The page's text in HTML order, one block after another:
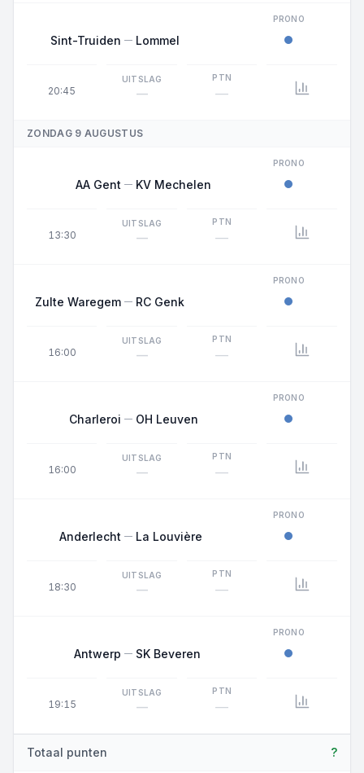
20:45
Sint-Truiden Lommel
PRONO
UITSLAG
—
PTN
—
ZONDAG 9 AUGUSTUS
13:30
AA Gent KV Mechelen
PRONO
UITSLAG
—
PTN
—
16:00
Zulte Waregem RC Genk
PRONO
UITSLAG
—
PTN
—
16:00
Charleroi OH Leuven
PRONO
UITSLAG
—
PTN
—
18:30
Anderlecht La Louvière
PRONO
UITSLAG
—
PTN
—
19:15
Antwerp SK Beveren
PRONO
UITSLAG
—
PTN
—
Totaal punten ?